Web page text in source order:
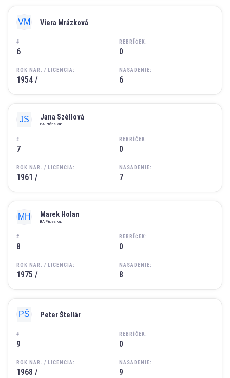
#
6
Viera Mrázková
ROK NAR. / LICENCIA:
1954 /
REBRÍČEK:
0
NASADENIE:
6
#
7
Jana Széllová
BA Pinčes klub
ROK NAR. / LICENCIA:
1961 /
REBRÍČEK:
0
NASADENIE:
7
#
8
Marek Holan
BA Pinces klub
ROK NAR. / LICENCIA:
1975 /
REBRÍČEK:
0
NASADENIE:
8
#
9
Peter Štellár
ROK NAR. / LICENCIA:
1968 /
REBRÍČEK:
0
NASADENIE:
9